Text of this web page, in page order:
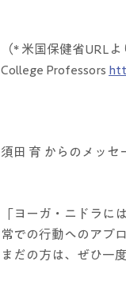
（* 米国保健省URL
College Professors
須田 育 からのメッセ
「ヨーガ・ニドラに
常での行動へのアプ
まだの方は、ぜひ一